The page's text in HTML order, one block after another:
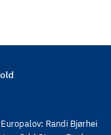
Randi Bjørhei